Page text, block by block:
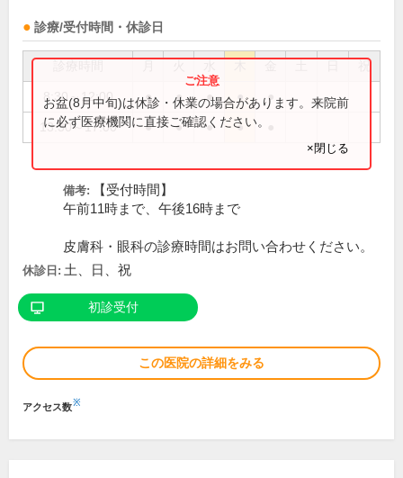
診療/受付時間・休診日
祝
8:30～12:00 ● ● ● ● ●
13:30～17:00 ● ● ● ●
お盆(8月中旬)は休診・休業の場合があります。来院前
に必ず医療機関に直接ご確認ください。
×閉じる
備考:
【受付時間】
午前11時まで、午後16時まで
皮膚科・眼科の診療時間はお問い合わせください。
休診日: 土、日、祝
初診受付
この医院の詳細をみる
アクセス数※